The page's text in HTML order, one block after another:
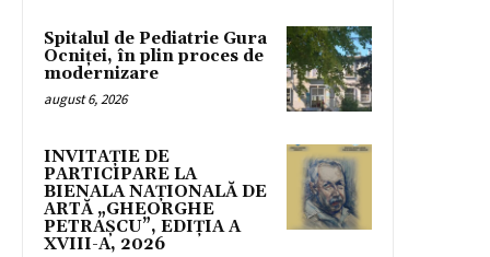
Spitalul de Pediatrie Gura
Ocniței, în plin proces de
modernizare
august 6, 2026
INVITAȚIE DE
PARTICIPARE LA
BIENALA NAȚIONALĂ DE
ARTĂ „GHEORGHE
PETRAȘCU”, EDIŢIA A
XVIII-A, 2026